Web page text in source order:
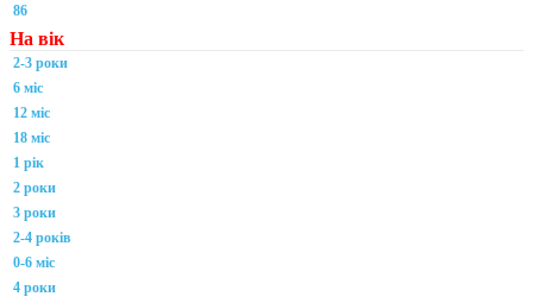
86
На вік
2-3 роки
6 міс
12 міс
18 міс
1 рік
2 роки
3 роки
2-4 років
0-6 міс
4 роки